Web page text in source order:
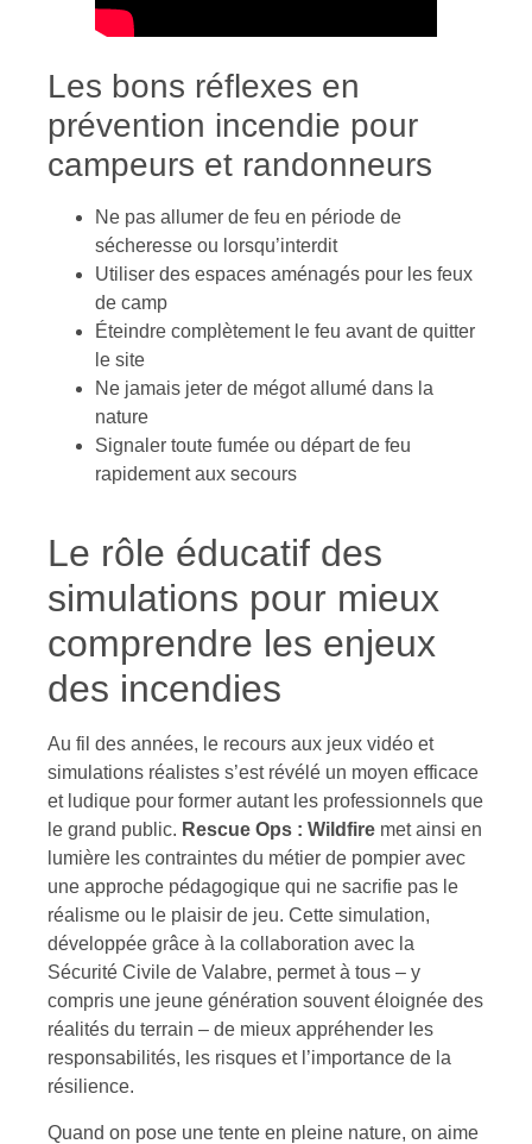
Les bons réflexes en
prévention incendie pour
campeurs et randonneurs
Ne pas allumer de feu en période de
sécheresse ou lorsqu’interdit
Utiliser des espaces aménagés pour les feux
de camp
Éteindre complètement le feu avant de quitter
le site
Ne jamais jeter de mégot allumé dans la
nature
Signaler toute fumée ou départ de feu
rapidement aux secours
Le rôle éducatif des
simulations pour mieux
comprendre les enjeux
des incendies
Au fil des années, le recours aux jeux vidéo et
simulations réalistes s’est révélé un moyen efficace
et ludique pour former autant les professionnels que
le grand public. Rescue Ops : Wildfire met ainsi en
lumière les contraintes du métier de pompier avec
une approche pédagogique qui ne sacrifie pas le
réalisme ou le plaisir de jeu. Cette simulation,
développée grâce à la collaboration avec la
Sécurité Civile de Valabre, permet à tous – y
compris une jeune génération souvent éloignée des
réalités du terrain – de mieux appréhender les
responsabilités, les risques et l’importance de la
résilience.
Quand on pose une tente en pleine nature, on aime